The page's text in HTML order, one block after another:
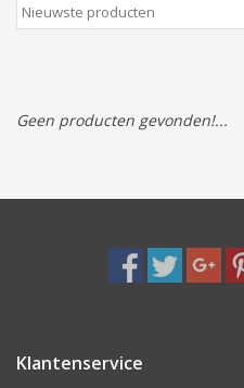
Wenskaarten
Tassen/Portemonnee
Boeken
Speelgoed & hobby
Geen producten gevonden!...
Klantenservice